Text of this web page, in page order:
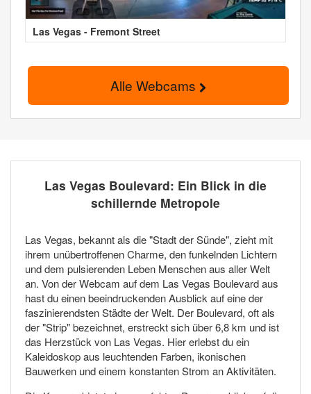
Las Vegas - Fremont Street
Alle Webcams
Las Vegas Boulevard: Ein Blick in die
schillernde Metropole
Las Vegas, bekannt als die "Stadt der Sünde", zieht mit
ihrem unübertroffenen Charme, den funkelnden Lichtern
und dem pulsierenden Leben Menschen aus aller Welt
an. Von der Webcam auf dem Las Vegas Boulevard aus
hast du einen beeindruckenden Ausblick auf eine der
faszinierendsten Städte der Welt. Der Boulevard, oft als
der "Strip" bezeichnet, erstreckt sich über 6,8 km und ist
das Herzstück von Las Vegas. Hier erlebst du ein
Kaleidoskop aus leuchtenden Farben, ikonischen
Bauwerken und einem konstanten Strom an Aktivitäten.